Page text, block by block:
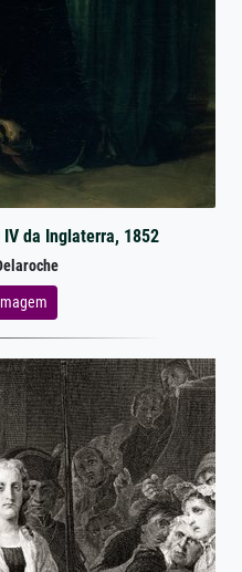
da Inglaterra, 1852